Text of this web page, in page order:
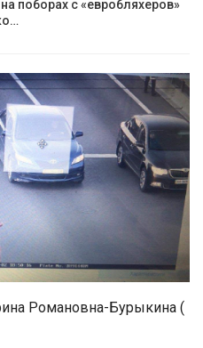
поборах с «евробляхеров»
Романовна-Бурыкина (